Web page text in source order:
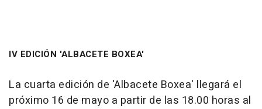
IV EDICIÓN 'ALBACETE BOXEA'
La cuarta edición de 'Albacete Boxea' llegará el
próximo 16 de mayo a partir de las 18.00 horas al